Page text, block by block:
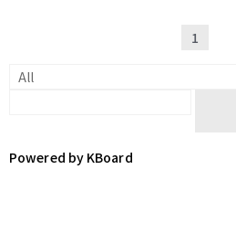
1
Powered by KBoard